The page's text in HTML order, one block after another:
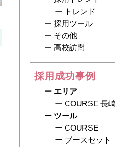
トレンド
採用ツール
その他
高校訪問
採用成功事例
エリア
COURSE 長
ツール
COURSE
ブースセット